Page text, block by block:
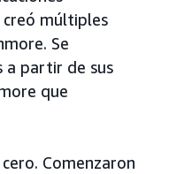
múltiples
Se
a partir de sus
que
Comenzaron